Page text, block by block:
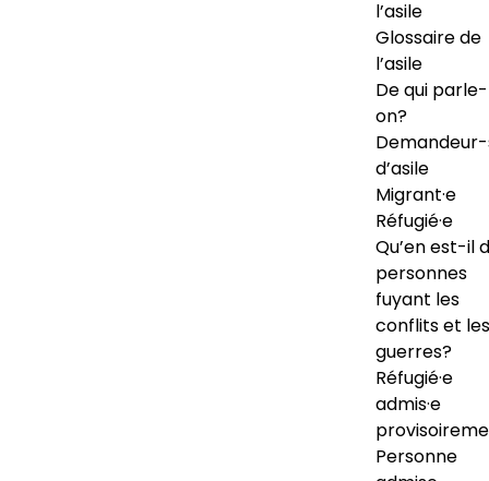
l’asile
Glossaire de
l’asile
De qui
on?
d’asile
Migrant·e
Réfugié·e
Qu’en est-il
personnes
fuyant les
conflits et les
guerres?
Réfugié·e
admis·e
Personne